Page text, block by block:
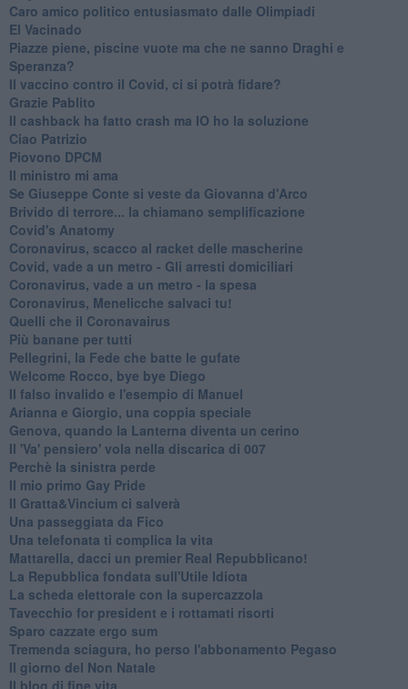
Caro amico politico entusiasmato dalle Olimpiadi
El Vacinado
Piazze piene, piscine vuote ma che ne sanno Draghi e
Speranza?
​Il vaccino contro il Covid, ci si potrà fidare?
Grazie Pablito
Il cashback ha fatto crash ma IO ho la soluzione
Ciao Patrizio
Piovono DPCM
Il ministro mi ama
Se Giuseppe Conte si veste da Giovanna d'Arco
Brivido di terrore... la chiamano semplificazione
Covid's Anatomy
Coronavirus, scacco al racket delle mascherine
Covid, vade a un metro - Gli arresti domiciliari
Coronavirus, vade a un metro - la spesa
Coronavirus, Menelicche salvaci tu!
Quelli che il Coronavairus
Più banane per tutti
Pellegrini, la Fede che batte le gufate
Welcome Rocco, bye bye Diego
Il falso invalido e l'esempio di Manuel
Arianna e Giorgio, una coppia speciale
Genova, quando la Lanterna diventa un cerino
Il 'Va' pensiero' vola nella discarica di 007
Perchè la sinistra perde
Il mio primo Gay Pride
Il Gratta&Vincium ci salverà
Una passeggiata da Fico
Una telefonata ti complica la vita
Mattarella, dacci un premier Real Repubblicano!
La Repubblica fondata sull'Utile Idiota
La scheda elettorale con la supercazzola
Tavecchio for president e i rottamati risorti
Sparo cazzate ergo sum
Tremenda sciagura, ho perso l'abbonamento Pegaso
Il giorno del Non Natale
Il blog di fine vita